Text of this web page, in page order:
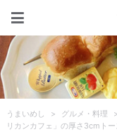
うまいめし > グルメ・料理 >
リカンカフェ」の厚さ3cmト